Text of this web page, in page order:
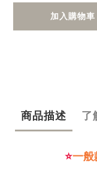
加入購物車
商品描述 了
⭐一